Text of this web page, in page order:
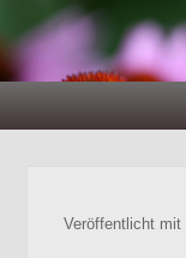
Veröffentlicht mit